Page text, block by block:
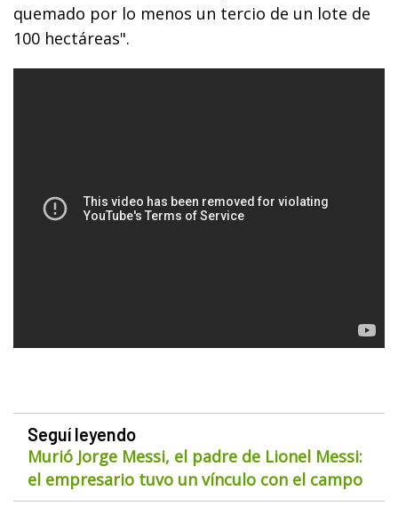
quemado por lo menos un tercio de un lote de
100 hectáreas".
Seguí leyendo
Murió Jorge Messi, el padre de Lionel Messi:
el empresario tuvo un vínculo con el campo